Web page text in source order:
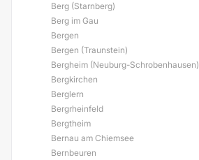
Berg (Starnberg)
Berg im Gau
Bergen
Bergen (Traunstein)
Bergheim (Neuburg-Schrobenhausen)
Bergkirchen
Berglern
Bergrheinfeld
Bergtheim
Bernau am Chiemsee
Bernbeuren